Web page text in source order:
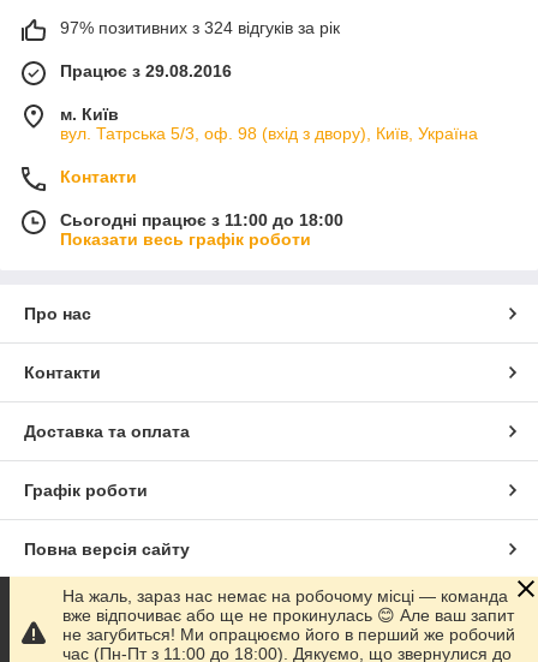
97% позитивних з 324 відгуків за рік
Працює з 29.08.2016
м. Київ
вул. Татрська 5/3, оф. 98 (вхід з двору), Київ, Україна
Контакти
Сьогодні працює з 11:00 до 18:00
Показати весь графік роботи
Про нас
Контакти
Доставка та оплата
Графік роботи
Повна версія сайту
Сайт створено на маркетплейсіProm.ua
На жаль, зараз нас немає на робочому місці — команда
вже відпочиває або ще не прокинулась 😊 Але ваш запит
не загубиться! Ми опрацюємо його в перший же робочий
час (Пн-Пт з 11:00 до 18:00). Дякуємо, що звернулися до